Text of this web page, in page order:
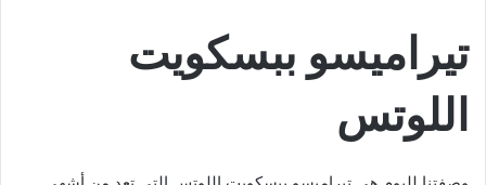
تيراميسو ببسكويت
اللوتس